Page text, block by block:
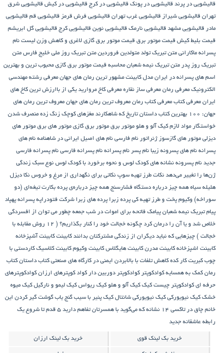
قالیشویی در پرند قالیشویی در پونک قالیشویی در کرج قالیشویی در کیش قالیشویی شرق
تهران قالیشویی شیراز قالیشویی غرب تهران قالیشویی فرش قرمز قالیشویی قم قالیشویی
مادر قالیشویی مشهد قالیشویی نارمک قالیشویی نوین قالیشویی کرج قالیشویی گل ابریشم
قیمت بلیط کیش قیمت موتور برق قیمت موتور برق گازی لاغری و کاهش وزن لیست نام
پسرانه ماکارانی متن تبریک تولد متولدین فروردین متن تبریک روز ملی خلیج فارس متن
تبریک روز پدر متن تبریک نیمه شعبان محاسبه قیمت موتور برق گازی محبوب ترین و بهترین
اسم های پسرانه در ایران مدل کابینت مشهور ترین رمان های جهان معرفی رشته مهندسی
الکترونیک معرفی رمان معرفی ساز نقاره معرفی کاخ مروارید یکی از باارزش ترین کاخ های
ایران معرفی کتاب معرفی کتاب رمان معروف ترین رمان های جهان معروف ترین رمان های
جهان: ۱۰۰ بهترین کتاب داستان تاریخ که شاهکارند
مغزهای کوچک زنگ زده منصرف شدن
خواستگار مواد لازم کیک آلو و هلو موتور برق موتور برق گازی موتور های برق موتور های
دیزلی موتور های گازسوز ژنراتور نام فارسی نام های اصیل ایرانی در شاهنامه نام های
پسرانه نام های پسرونه زیبا نام پسر نام پسرانه نام پسرانه فارسی نام پسرانه فارسی
جدید نام پسرونه نشانه های کودک لوس و نحوه برخورد با کودک لوس نوع سبک زندگی
ژن‌ها را تغییر می‌دهد نکات طرز تهیه سوپ نکاتی برای نگهداری از مرغ و خروس نکا دیزل
هلیله سیاه همه چیز درباره دستگاه فشارسنج همه چیز درباره‌ی پرده بکارت تیغه‌ای (دو
سوراخه) وکیوم پخت و طرز تهیه کی پرده زبرا پرده های زبرا شرکت فتودراپه پسرانه پهپاد
پیام تبریک نیمه شعبان پیامک فاتحه برای اموات در شب جمعه چطور می توان از افسردگی
خلاص شد و یا آن را درمان کرد
چگونه خجالت خود را کنار بگذاریم؟ ( 12 روش مقابله با
خجالت ) چیزهایی که نباید دیگران از زندگی مشترکتان بدانند کابینت کابینت آشپزخانه
کابینت اشپزخانه کابینت مدرن کابینت هایگلاس کابینت وکیوم کابینت کلاسیک کاردستی با
چوب کبریت کار کده کاهش تلفات با بالابردن ایمنی در کارگاه های صنعتی کتاب داستان کتاب
رمان کمک به همسایه کوادکوپتر کوادکوپتر دوربین دار کواد کوپترهای ارزان کوادکوپترهای
حرفه ای کوادکوپتر چیست کیک کیک آلو و هلو کیک ریواس کیک لیمو و نارگیل کیک میوه
خشک کیک نیویورکی کیک نیویورکی شانتال کیک پنیر با سیب گنج‌ یاب گوشت گیر کردن این
خانم چاق در تاکسی ۱۴ نشانه که می‌گوید با همسرتان تفاهم دارید
۵ قدم تا شروع یک
رابطه عاشقانه جدید
خرید بک لینک قوی خرید بک لینک ارزان